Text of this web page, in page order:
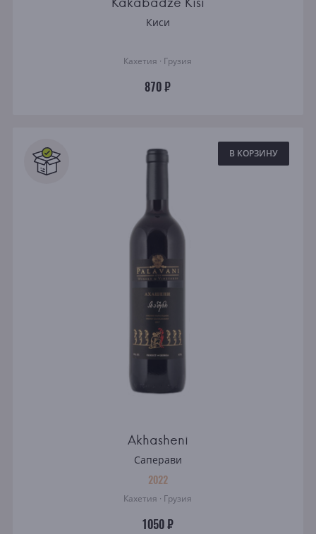
Киси
Кахетия · Грузия
870 ₽
В КОРЗИНУ
Akhasheni
Саперави
2022
Кахетия · Грузия
1050 ₽